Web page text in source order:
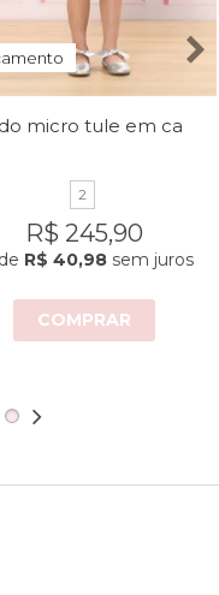
2
R$ 245,90
de R$ 40,98 sem juros
COMPRAR